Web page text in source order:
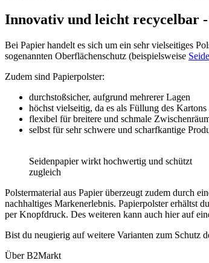
Innovativ und leicht recycelbar
Bei Papier handelt es sich um ein sehr vielseitiges
sogenannten Oberflächenschutz (beispielsweise
Zudem sind Papierpolster:
durchstoßsicher, aufgrund mehrerer Lagen
höchst vielseitig, da es als Füllung des
flexibel für breitere und schmale
selbst für sehr schwere und scharfkantige
Seidenpapier wirkt hochwertig und schützt
zugleich
Polstermaterial aus Papier überzeugt zudem durch
nachhaltiges Markenerlebnis. Papierpolster erhältst
per Knopfdruck. Des weiteren kann auch hier auf
Bist du neugierig auf weitere Varianten zum Schutz
Über B2Markt